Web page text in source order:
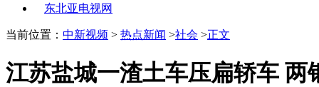
东北亚电视网
当前位置： 中新视频 > 热点新闻 >社会 >正文
江苏盐城一渣土车压扁轿车 两